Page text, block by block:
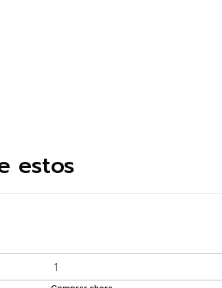
estos